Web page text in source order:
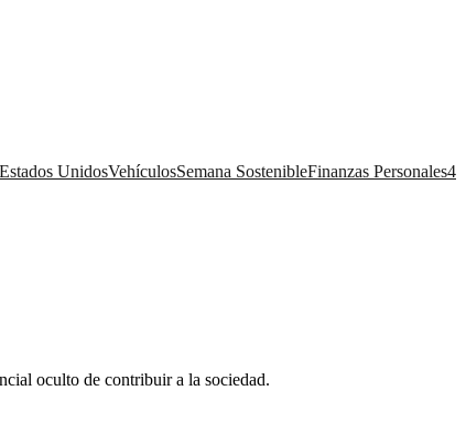
Estados UnidosVehículosSemana SostenibleFinanzas Personales4
oculto de contribuir a la sociedad.